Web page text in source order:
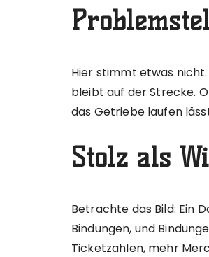
Hier stimmt etwas
bleibt auf der Strecke.
das Getriebe laufen
Stolz als
Betrachte das Bild: Ein
Bindungen, und
Ticketzahlen, mehr